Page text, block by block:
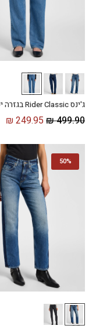
ג'ינס Rider Classic בגזרה ישרה
₪499.90
₪ 249.95
50%